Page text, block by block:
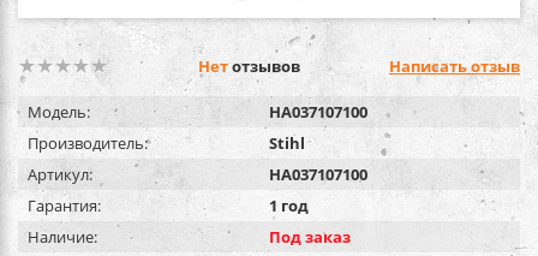
Нетотзывов Написать отзыв
Модель:
HA037107100
Производитель:
Stihl
Артикул:
HA037107100
Гарантия:
1 год
Наличие:
Под заказ